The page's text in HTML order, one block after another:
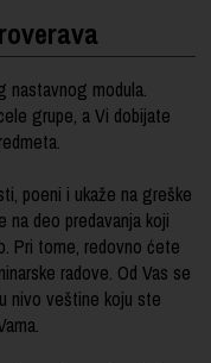
nastavnog modula.
grupe, a Vi dobijate
poeni i ukaže na greške
deo predavanja koji
Pri tome, redovno ćete
radove. Od Vas se
nivo veštine koju ste